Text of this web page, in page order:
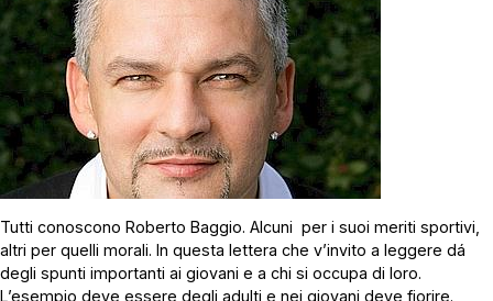
Tutti conoscono Roberto Baggio. Alcuni per i suoi meriti sportivi,
altri per quelli morali. In questa lettera che v’invito a leggere dá
degli spunti importanti ai giovani e a chi si occupa di loro.
L’esempio deve essere degli adulti e nei giovani deve fiorire.